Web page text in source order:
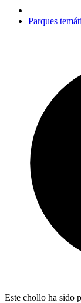
Parques
Este chollo ha sido